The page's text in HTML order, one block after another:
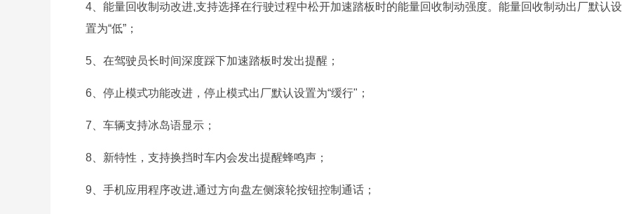
4、能量回收制动改进,支持选择在行驶过程中松开加速踏板时的能量回收制动强度。能量回收制动出厂默认设
置为“低”；
5、在驾驶员长时间深度踩下加速踏板时发出提醒；
6、停止模式功能改进，停止模式出厂默认设置为“缓行"；
7、车辆支持冰岛语显示；
8、新特性，支持换挡时车内会发出提醒蜂鸣声；
9、手机应用程序改进,通过方向盘左侧滚轮按钮控制通话；